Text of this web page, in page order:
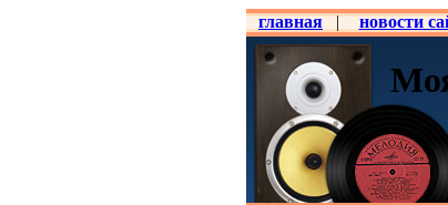
главная | новости